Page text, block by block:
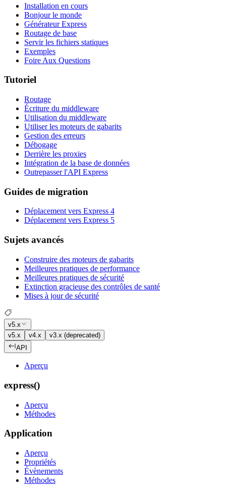
Installation en cours
Bonjour le monde
Générateur Express
Routage de base
Servir les fichiers statiques
Exemples
Foire Aux Questions
Tutoriel
Routage
Écriture du middleware
Utilisation du middleware
Utiliser les moteurs de gabarits
Gestion des erreurs
Débogage
Derrière les proxies
Intégration de la base de données
Outrepasser l'API Express
Guides de migration
Déplacement vers Express 4
Déplacement vers Express 5
Sujets avancés
Construire des moteurs de gabarits
Meilleures pratiques de performance
Meilleures pratiques de sécurité
Extinction gracieuse des contrôles de santé
Mises à jour de sécurité
v5.x
v5.x
v4.x
v3.x (deprecated)
API
Aperçu
express()
Aperçu
Méthodes
Application
Aperçu
Propriétés
Évènements
Méthodes